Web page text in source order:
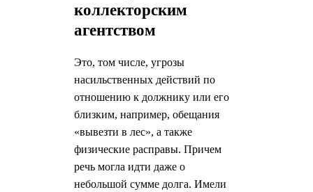
коллекторским
агентством
Это, том числе, угрозы
насильственных действий по
отношению к должнику или его
близким, например, обещания
«вывезти в лес», а также
физические расправы. Причем
речь могла идти даже о
небольшой сумме долга. Имели